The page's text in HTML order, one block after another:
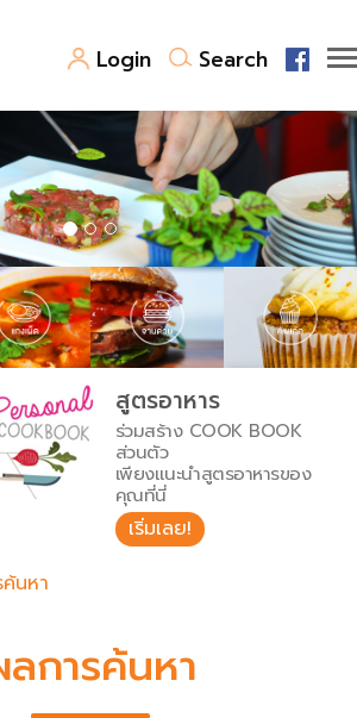
Login Search
สุด
น่วยการตวง
อุณหภูมิ
น้ำหนักวัตถุดิบ
สูตรอาหาร
ร่วมสร้าง COOK BOOK
ส่วนตัว
เพียงแนะนำสูตรอาหารของ
คุณที่นี่
เริ่มเลย!
นหา
การค้นหา